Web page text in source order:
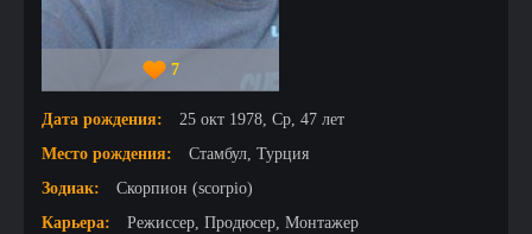
7
Дата рождения:
25 окт 1978, Ср, 47 лет
Место рождения:
Стамбул, Турция
Зодиак:
Скорпион (scorpio)
Карьера:
Режиссер, Продюсер, Монтажер